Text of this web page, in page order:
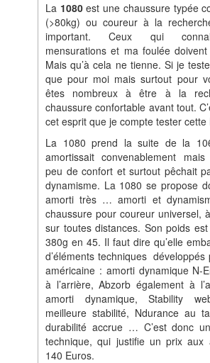
La 1080est une chaussure typée
(>80kg) ou coureur à la
important. Ceux qui
mensurations et ma foulée
Mais qu’à cela ne tienne. Si je
que pour moi mais surtout pour
êtes nombreux à être à la
chaussure confortable avant tout.
cet esprit que je compte tester cette
La 1080 prend la suite de la
amortissait convenablement
peu de confort et surtout pêchait
dynamisme. La 1080 se propose
amorti très … amorti et
chaussure pour coureur universel,
sur toutes distances. Son poids
380g en 45. Il faut dire qu’elle
d’éléments techniques
américaine : amorti dynamique N-
à l’arrière, Abzorb également à
amorti dynamique, Stability
meilleure stabilité, Ndurance au
durabilité accrue … C’est donc
technique, qui justifie un prix aux
140 Euros.